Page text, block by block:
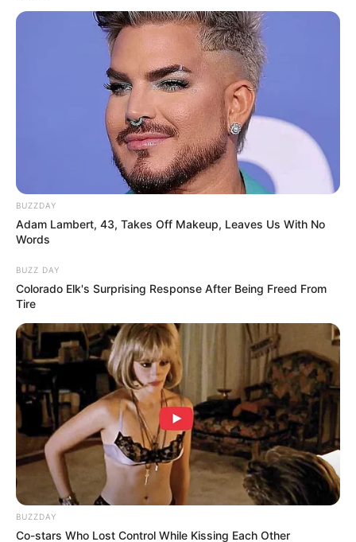
LIHAT ARTIKEL LAINNYA
BUZZDAY
Adam Lambert, 43, Takes Off Makeup, Leaves Us With No
Words
BUZZ DAY
Colorado Elk's Surprising Response After Being Freed From
Tire
BUZZDAY
Co-stars Who Lost Control While Kissing Each Other